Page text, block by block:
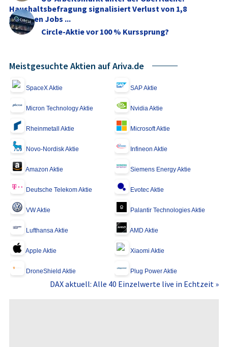
Haushaltsbefragung signalisiert Verlust von 1,8
Millionen Jobs ...
Circle-Aktie vor 100 % Kurssprung?
Meistgesuchte Aktien auf Ariva.de
SpaceX Aktie SAP Aktie
Micron Technology Aktie Nvidia Aktie
Rheinmetall Aktie Microsoft Aktie
Novo-Nordisk Aktie Infineon Aktie
Amazon Aktie Siemens Energy Aktie
Deutsche Telekom Aktie Evotec Aktie
VW Aktie Palantir Technologies Aktie
Lufthansa Aktie AMD Aktie
Apple Aktie Xiaomi Aktie
DroneShield Aktie Plug Power Aktie
DAX aktuell: Alle 40 Einzelwerte live in Echtzeit »